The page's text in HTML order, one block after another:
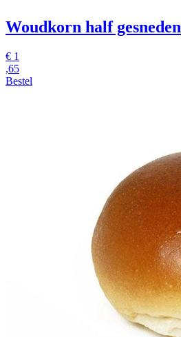
Woudkorn half gesneden
€ 1
,65
Bestel